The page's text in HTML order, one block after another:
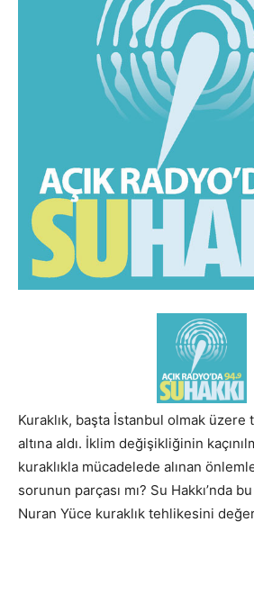
Kuraklık, başta İstanbul olmak
altına aldı. İklim değişikliğinin
kuraklıkla mücadelede alınan
sorunun parçası mı? Su Hakkı’nda
Nuran Yüce kuraklık tehlikesini